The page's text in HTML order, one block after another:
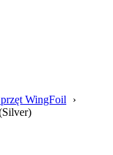
WingFoil
›